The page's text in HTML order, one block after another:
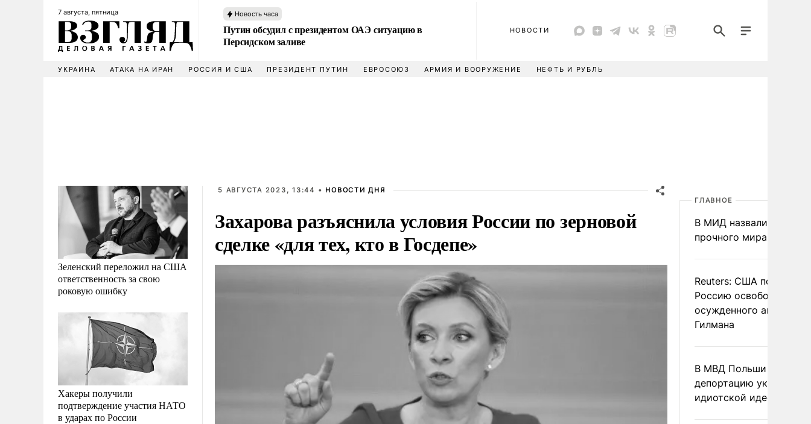
7 августа, пятница Новость часа
Путин обсудил с президентом ОАЭ ситуацию в
Персидском заливе
НОВОСТИ
УКРАИНА АТАКА НА ИРАН РОССИЯ И США ПРЕЗИДЕНТ ПУТИН ЕВРОСОЮЗ АРМИЯ И ВООРУЖЕНИЕ НЕФТЬ И РУБЛЬ
Зеленский переложил на США
ответственность за свою
роковую ошибку
Хакеры получили
подтверждение участия НАТО
в ударах по России
5 АВГУСТА 2023, 13:44 • НОВОСТИ ДНЯ
Захарова разъяснила условия России по зерновой
сделке «для тех, кто в Госдепе»
ГЛАВНОЕ
В МИД назвали условия
прочного мира на
Reuters: США
Россию освободить
осужденного
Гилмана
В МВД Польши назвали
депортацию украинцев
идиотской идеей